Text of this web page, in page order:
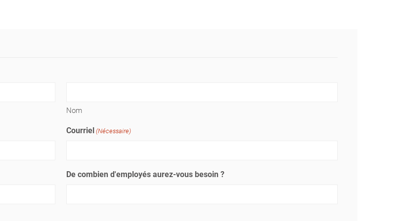
Nom
Courriel (Nécessaire)
De combien d'employés aurez-vous besoin ?